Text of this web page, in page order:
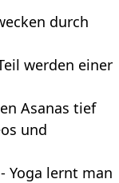
durch
werden einer
Asanas tief
und
- Yoga lernt man